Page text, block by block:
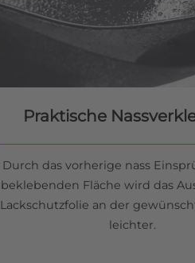
Praktische
Durch das vorherige nass
beklebenden Fläche wird das
Lackschutzfolie an der
leichter.